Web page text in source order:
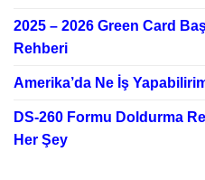
2025 – 2026 Green Card
Rehberi
Amerika’da Ne İş
DS-260 Formu Doldurma
Her Şey